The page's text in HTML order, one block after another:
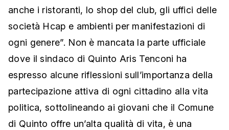
anche i ristoranti, lo shop del club, gli uffici delle
società Hcap e ambienti per manifestazioni di
ogni genere”. Non è mancata la parte ufficiale
dove il sindaco di Quinto Aris Tenconi ha
espresso alcune riflessioni sull’importanza della
partecipazione attiva di ogni cittadino alla vita
politica, sottolineando ai giovani che il Comune
di Quinto offre un’alta qualità di vita, è una